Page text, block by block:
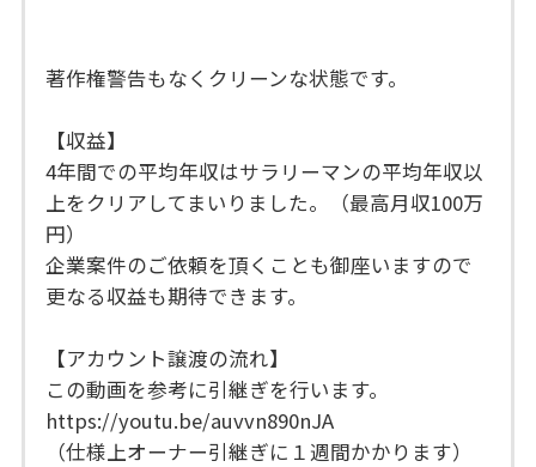
著作権警告もなくクリーンな状態です。
【収益】
4年間での平均年収はサラリーマンの平均年収以
上をクリアしてまいりました。（最高月収100万
円）
企業案件のご依頼を頂くことも御座いますので
更なる収益も期待できます。
【アカウント譲渡の流れ】
この動画を参考に引継ぎを行います。
https://youtu.be/auvvn890nJA
（仕様上オーナー引継ぎに１週間かかります）